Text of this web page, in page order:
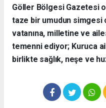
​Göller Bölgesi Gazetesi
taze bir umudun simgesi
vatanına, milletine ve
temenni ediyor; Kuruca
birlikte sağlık, neşe ve